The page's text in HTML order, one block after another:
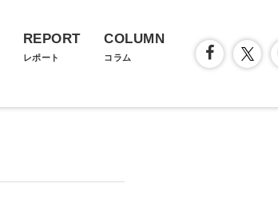
REPORT
レポート
COLUMN
コラム